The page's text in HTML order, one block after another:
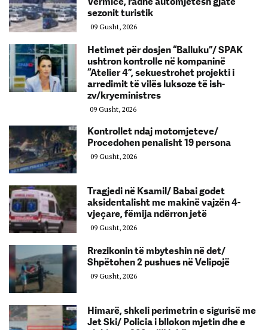
sezonit turistik
09 Gusht, 2026
Hetimet për dosjen “Balluku”/ SPAK
ushtron kontrolle në kompaninë
“Atelier 4”, sekuestrohet projekti i
arredimit të vilës luksoze të ish-
zv/kryeministres
09 Gusht, 2026
Kontrollet ndaj motomjeteve/
Procedohen penalisht 19 persona
09 Gusht, 2026
Tragjedi në Ksamil/ Babai godet
aksidentalisht me makinë vajzën 4-
vjeçare, fëmija ndërron jetë
09 Gusht, 2026
Rrezikonin të mbyteshin në det/
Shpëtohen 2 pushues në Velipojë
09 Gusht, 2026
Himarë, shkeli perimetrin e sigurisë me
Jet Ski/ Policia i bllokon mjetin dhe e